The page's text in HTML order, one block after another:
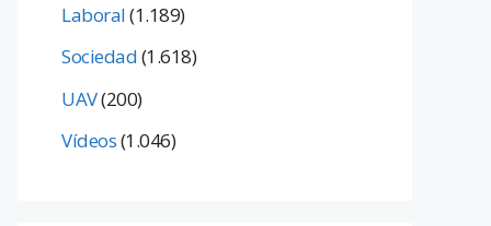
Laboral(1.189)
Sociedad(1.618)
UAV(200)
Vídeos(1.046)